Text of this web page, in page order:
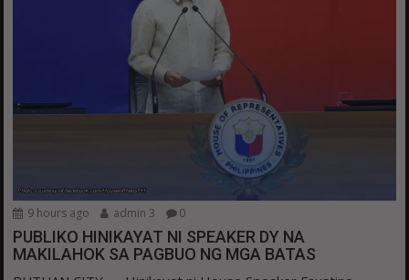
9 hours ago admin 3 0
PUBLIKO HINIKAYAT NI SPEAKER DY NA
MAKILAHOK SA PAGBUO NG MGA BATAS